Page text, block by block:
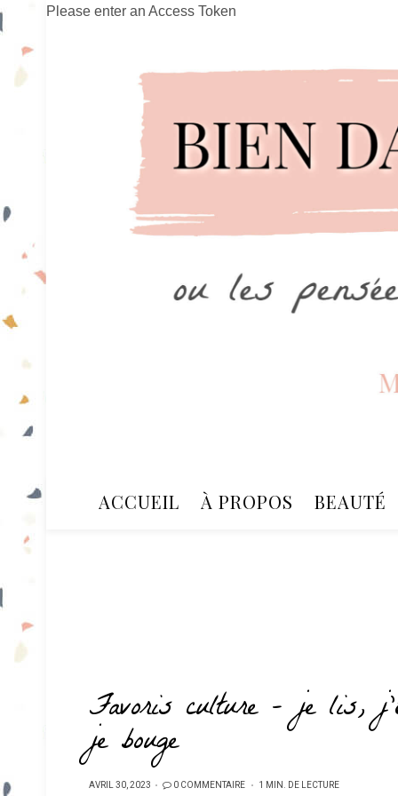
Please enter an Access Token
ACCUEIL À PROPOS BEAUTÉ
Favoris culture – je lis,
je bouge
PUBLIÉ
AVRIL 30, 2023 0 COMMENTAIRE 1 MIN. DE LECTURE